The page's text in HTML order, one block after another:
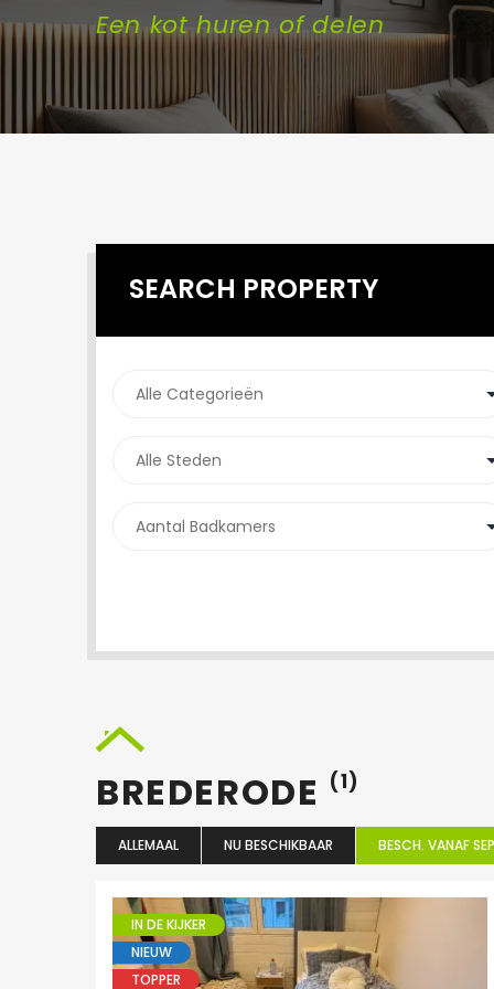
Een kot huren of delen
SEARCH PROPERTY
BREDERODE (1)
ALLEMAAL NU BESCHIKBAAR BESCH. VANAF
IN DE KIJKER
NIEUW
TOPPER